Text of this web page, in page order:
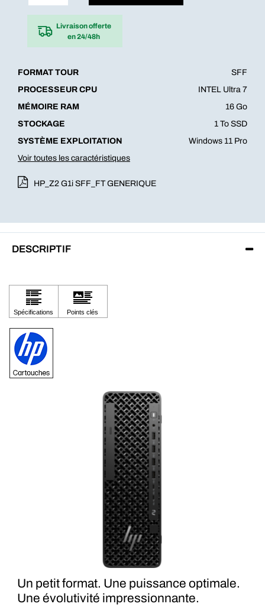
Livraison offerte
en 24/48h
FORMAT TOUR
SFF
PROCESSEUR CPU
INTEL Ultra 7
MÉMOIRE RAM
16 Go
STOCKAGE
1 To SSD
SYSTÈME EXPLOITATION
Windows 11 Pro
Voir toutes les caractéristiques
HP_Z2 G1i SFF_FT GENERIQUE
DESCRIPTIF
Un petit format. Une puissance optimale.
Une évolutivité impressionnante.